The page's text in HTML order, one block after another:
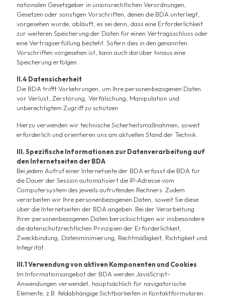
nationalen Gesetzgeber in unionsrechtlichen Verordnungen,
Gesetzen oder sonstigen Vorschriften, denen die BDA unterliegt,
vorgesehen wurde, abläuft, es sei denn, dass eine Erforderlichkeit
zur weiteren Speicherung der Daten für einen Vertragsschluss oder
eine Vertragserfüllung besteht. Sofern dies in den genannten
Vorschriften vorgesehen ist, kann auch darüber hinaus eine
Speicherung erfolgen.
II.4 Datensicherheit
Die BDA trifft Vorkehrungen, um Ihre personenbezogenen Daten
vor Verlust, Zerstörung, Verfälschung, Manipulation und
unberechtigtem Zugriff zu schützen.
Hierzu verwenden wir technische Sicherheitsmaßnahmen, soweit
erforderlich und orientieren uns am aktuellen Stand der Technik.
III. Spezifische Informationen zur Datenverarbeitung auf
den Internetseiten der BDA
Bei jedem Aufruf einer Internetseite der BDA erfasst die BDA für
die Dauer der Session automatisiert die IP-Adresse vom
Computersystem des jeweils aufrufenden Rechners. Zudem
verarbeiten wir Ihre personenbezogenen Daten, soweit Sie diese
über die Internetseiten der BDA angeben. Bei der Verarbeitung
Ihrer personenbezogenen Daten berücksichtigen wir insbesondere
die datenschutzrechtlichen Prinzipien der Erforderlichkeit,
Zweckbindung, Datenminimierung, Rechtmäßigkeit, Richtigkeit und
Integrität.
III.1 Verwendung von aktiven Komponenten und Cookies
Im Informationsangebot der BDA werden JavaScript-
Anwendungen verwendet, hauptsächlich für navigatorische
Elemente, z.B. feldabhängige Sichtbarkeiten in Kontaktformularen.